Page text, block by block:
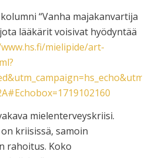
“Vanha majakan­vartija
lääkärit voisivat hyödyntää
mielipide/art-
mielenterveyskriisi.
kriisissä, samoin
rahoitus. Koko